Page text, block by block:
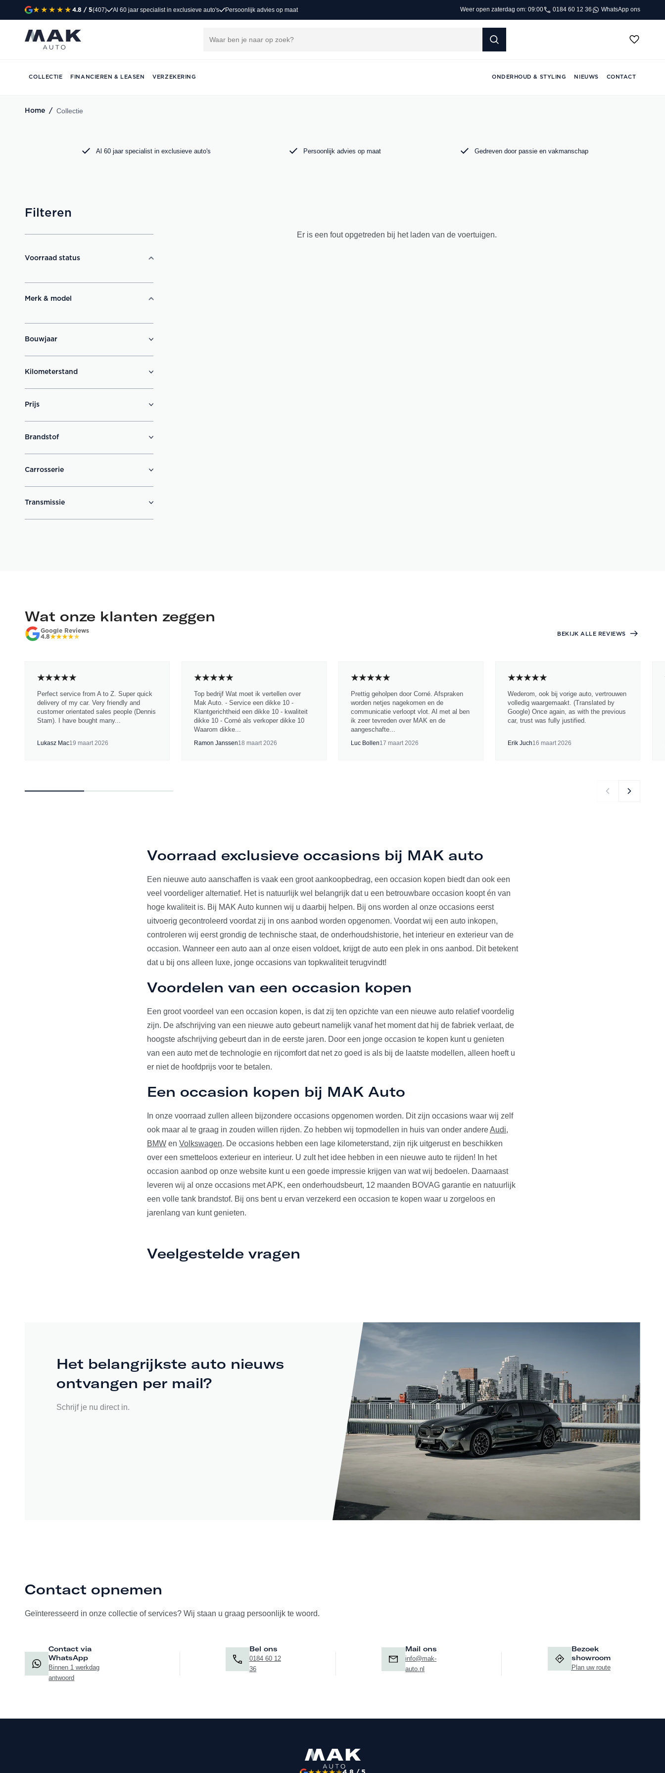
4.8 / 5(407) Al 60 jaar specialist in exclusieve auto's Persoonlijk advies op maat Weer open zaterdag om: 09:00 0184 60 12 36 WhatsApp ons
COLLECTIE FINANCIEREN & LEASEN VERZEKERING ONDERHOUD & STYLING NIEUWS CONTACT
Home / Collectie
Exclusieve occasions
Jong gebruikt, grondig gecontroleerd en klaar voor een nieuw avontuur. Ontdek onze collectie
Al 60 jaar specialist in exclusieve auto's Persoonlijk advies op maat Gedreven door passie en vakmanschap
Filteren
Voorraad status
Merk & model
Bouwjaar
Kilometerstand
Prijs
Brandstof
Carrosserie
Transmissie
Er is een fout opgetreden bij het laden van de voertuigen.
Wat onze klanten zeggen
Google Reviews
4.8
BEKIJK ALLE REVIEWS
Perfect service from A to Z. Super quick
delivery of my car. Very friendly and
customer orientated sales people (Dennis
Stam). I have bought many...
Lukasz Mac19 maart 2026
Top bedrijf Wat moet ik vertellen over
Mak Auto. - Service een dikke 10 -
Klantgerichtheid een dikke 10 - kwaliteit
dikke 10 - Corné als verkoper dikke 10
Waarom dikke...
Ramon Janssen18 maart 2026
Prettig geholpen door Corné. Afspraken
worden netjes nagekomen en de
communicatie verloopt vlot. Al met al ben
ik zeer tevreden over MAK en de
aangeschafte...
Luc Bollen17 maart 2026
Wederom, ook bij vorige auto, vertrouwen
volledig waargemaakt. (Translated by
Google) Once again, as with the previous
car, trust was fully justified.
Erik Juch16 maart 2026
Voorraad exclusieve occasions bij MAK auto
Een nieuwe auto aanschaffen is vaak een groot aankoopbedrag, een occasion kopen biedt dan ook een
veel voordeliger alternatief. Het is natuurlijk wel belangrijk dat u een betrouwbare occasion koopt én van
hoge kwaliteit is. Bij MAK Auto kunnen wij u daarbij helpen. Bij ons worden al onze occasions eerst
uitvoerig gecontroleerd voordat zij in ons aanbod worden opgenomen. Voordat wij een auto inkopen,
controleren wij eerst grondig de technische staat, de onderhoudshistorie, het interieur en exterieur van de
occasion. Wanneer een auto aan al onze eisen voldoet, krijgt de auto een plek in ons aanbod. Dit betekent
dat u bij ons alleen luxe, jonge occasions van topkwaliteit terugvindt!
Voordelen van een occasion kopen
Een groot voordeel van een occasion kopen, is dat zij ten opzichte van een nieuwe auto relatief voordelig
zijn. De afschrijving van een nieuwe auto gebeurt namelijk vanaf het moment dat hij de fabriek verlaat, de
hoogste afschrijving gebeurt dan in de eerste jaren. Door een jonge occasion te kopen kunt u genieten
van een auto met de technologie en rijcomfort dat net zo goed is als bij de laatste modellen, alleen hoeft u
er niet de hoofdprijs voor te betalen.
Een occasion kopen bij MAK Auto
In onze voorraad zullen alleen bijzondere occasions opgenomen worden. Dit zijn occasions waar wij zelf
ook maar al te graag in zouden willen rijden. Zo hebben wij topmodellen in huis van onder andereAudi,
BMW en Volkswagen. De occasions hebben een lage kilometerstand, zijn rijk uitgerust en beschikken
over een smetteloos exterieur en interieur. U zult het idee hebben in een nieuwe auto te rijden! In het
occasion aanbod op onze website kunt u een goede impressie krijgen van wat wij bedoelen. Daarnaast
leveren wij al onze occasions met APK, een onderhoudsbeurt, 12 maanden BOVAG garantie en natuurlijk
een volle tank brandstof. Bij ons bent u ervan verzekerd een occasion te kopen waar u zorgeloos en
jarenlang van kunt genieten.
Veelgestelde vragen
Het belangrijkste auto nieuws
ontvangen per mail?
Schrijf je nu direct in.
Contact opnemen
Geïnteresseerd in onze collectie of services? Wij staan u graag persoonlijk te woord.
Contact via
WhatsApp
Binnen 1 werkdag
antwoord
Bel ons
0184 60 12
36
Mail ons
info@mak-
auto.nl
Bezoek
showroom
Plan uw route